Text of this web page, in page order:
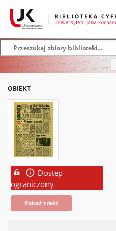
OBIEKT
Dostęp
ograniczony
Pokaż treść